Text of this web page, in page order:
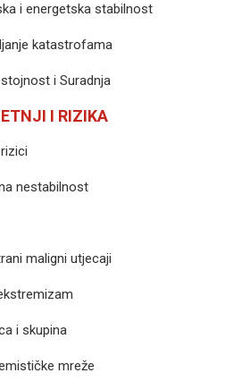
i energetska stabilnost
katastrofama
i Suradnja
I RIZIKA
nestabilnost
maligni utjecaji
i skupina
mreže